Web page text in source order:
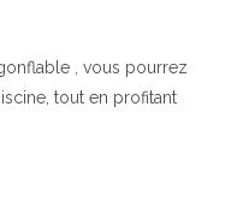
, vous pourrez
tout en profitant